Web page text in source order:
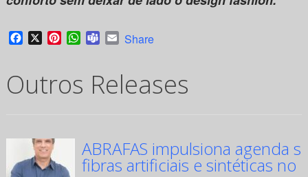
Facebook
X PinterestWhatsApp
TeamsEmail
Share
Outros Releases
ABRAFAS impulsiona agenda
fibras artificiais e sintéticas no